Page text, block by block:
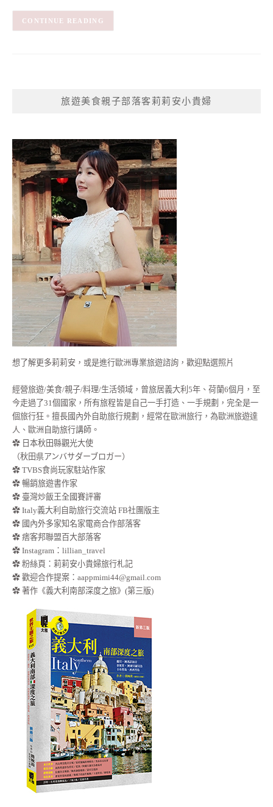
CONTINUE READING
旅遊美食親子部落客莉莉安小貴婦
想了解更多莉莉安，或是進行歐洲專業旅遊諮詢，歡迎點選照片
經營旅遊/美食/親子/料理/生活領域，曾旅居義大利5年、荷蘭6個月，至
今走過了31個國家，所有旅程皆是自己一手打造、一手規劃，完全是一
個旅行狂。擅長國內外自助旅行規劃，經常在歐洲旅行，為歐洲旅遊達
人、歐洲自助旅行講師。
✿ 日本秋田縣觀光大使
（秋田県アンバサダーブロガー）
✿ TVBS食尚玩家駐站作家
✿ 暢銷旅遊書作家
✿ 臺灣炒飯王全國賽評審
✿ Italy義大利自助旅行交流站 FB社團版主
✿ 國內外多家知名家電商合作部落客
✿ 痞客邦聯盟百大部落客
✿ Instagram：lillian_travel
✿ 粉絲頁：莉莉安小貴婦旅行札記
✿ 歡迎合作提案： aappmimi44@gmail.com
✿ 著作《義大利南部深度之旅》(第三版)